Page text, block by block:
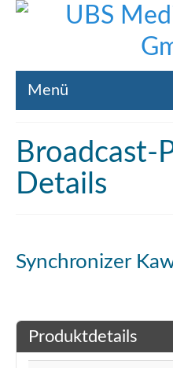
Menü
Liste gebrauchte
Broadcast-Technik
Broadcast-
Details
Synchronizer
Produktdetails